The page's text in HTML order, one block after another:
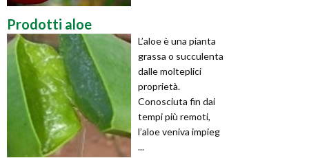
Prodotti aloe
L’aloe è una pianta
grassa o succulenta
dalle molteplici
proprietà.
Conosciuta fin dai
tempi più remoti,
l’aloe veniva impieg
...